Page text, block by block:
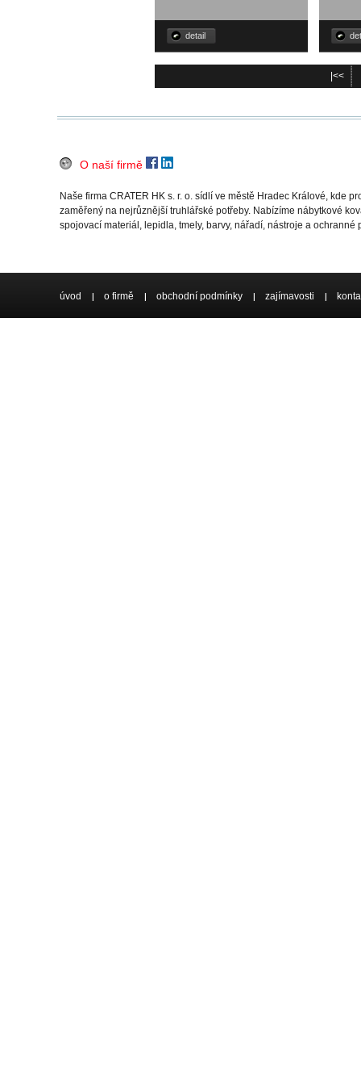
detail
|<<
O naší firmě
Naše firma CRATER HK s. r. o. sídlí ve městě Hradec Králové, kde
zaměřený na nejrůznější truhlářské potřeby. Nabízíme nábytkové
spojovací materiál, lepidla, tmely, barvy, nářadí, nástroje a ochranné
úvod o firmě obchodní podmínky zajímavosti